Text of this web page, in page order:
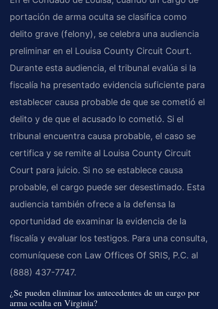
portación de arma oculta se clasifica como
delito grave (felony), se celebra una audiencia
preliminar en el Louisa County Circuit Court.
Durante esta audiencia, el tribunal evalúa si la
fiscalía ha presentado evidencia suficiente para
establecer causa probable de que se cometió el
delito y de que el acusado lo cometió. Si el
tribunal encuentra causa probable, el caso se
certifica y se remite al Louisa County Circuit
Court para juicio. Si no se establece causa
probable, el cargo puede ser desestimado. Esta
audiencia también ofrece a la defensa la
oportunidad de examinar la evidencia de la
fiscalía y evaluar los testigos. Para una consulta,
comuníquese con Law Offices Of SRIS, P.C. al
(888) 437-7747.
¿Se pueden eliminar los antecedentes de un cargo por
arma oculta en Virginia?